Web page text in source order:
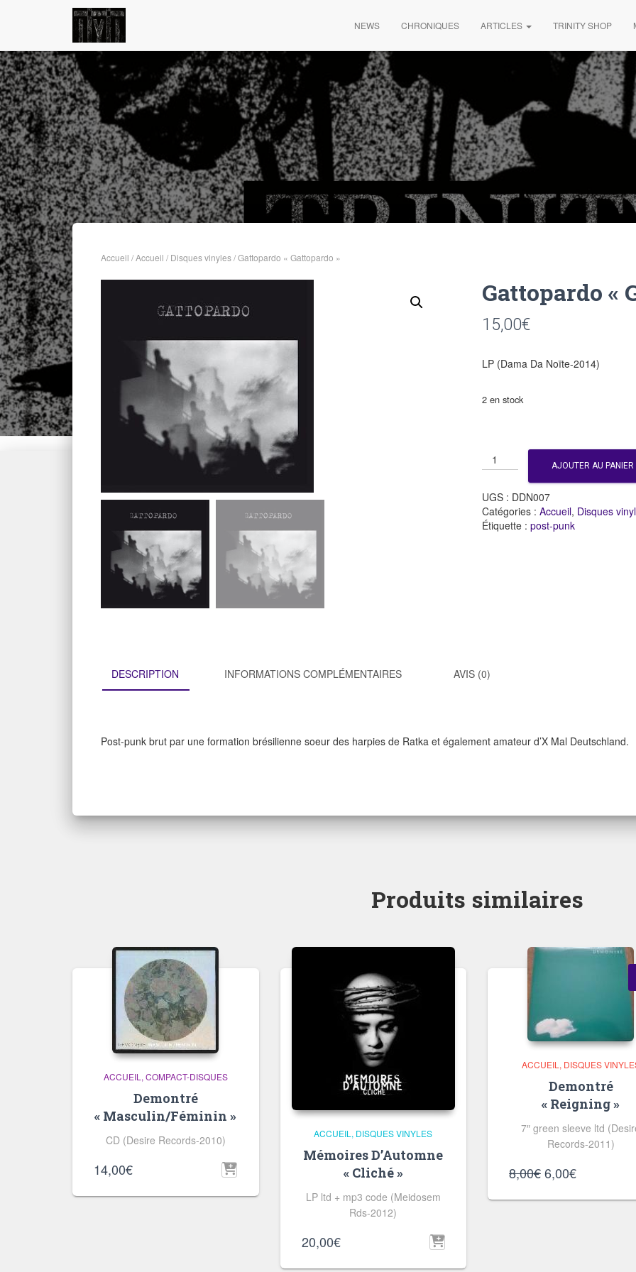
NEWS CHRONIQUES ARTICLES TRINITY SHOP
Accueil /Accueil / Disques vinyles/ Gattopardo « Gattopardo »
Gattopardo «
15,00€
LP (Dama Da Noïte-2014)
2 en stock
quantité
de
Gattopardo
"Gattopardo"
AJOUTER AU PANIER
UGS : DDN007
Catégories : Accueil, Disques
Étiquette : post-punk
DESCRIPTION INFORMATIONS COMPLÉMENTAIRES AVIS (0)
Post-punk brut par une formation brésilienne soeur des harpies de Ratka et également amateur d’X Mal Deutschland.
Produits similaires
ACCUEIL COMPACT-DISQUES
Demontré
« Masculin/Féminin »
CD (Desire Records-2010)
14,00€
ACCUEIL DISQUES VINYLES
Mémoires D’Automne
« Cliché »
LP ltd + mp3 code (Meidosem
Rds-2012)
20,00€
ACCUEIL DISQUES
Demontré
« Reigning »
7″ green sleeve ltd
Records-2011)
8,00€Le
prix
initial
6,00€Le
actuel